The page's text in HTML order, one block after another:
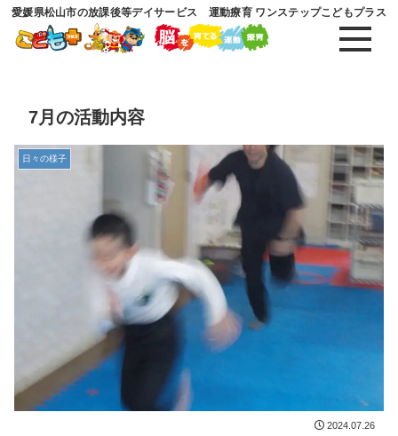
愛媛県松山市の放課後等デイサービス 運動療育 ワンステップこどもプラス
7月の活動内容
日々の様子
2024.07.26